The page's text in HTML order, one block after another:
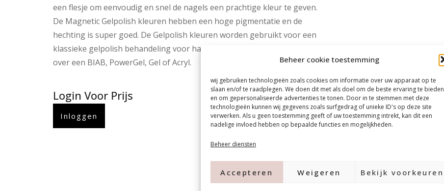
Beheer cookie toestemming
wij gebruiken technologieën zoals cookies om informatie over uw apparaat op te
slaan en/of te raadplegen. We doen dit met als doel om de beste ervaring te bieden
en om gepersonaliseerde advertenties te tonen. Door in te stemmen met deze
technologieën kunnen wij gegevens zoals surfgedrag of unieke ID's op deze site
verwerken. Als u geen toestemming geeft of uw toestemming intrekt, kan dit een
nadelige invloed hebben op bepaalde functies en mogelijkheden.
Beheer diensten
Accepteren Weigeren Bekijk voorkeuren
een flesje om eenvoudig en snel de nagels een prachtige kleur te geven.
De Magnetic Gelpolish kleuren hebben een hoge pigmentatie en de
hechting is super goed. De Gelpolish kleuren worden gebruikt voor een
klassieke gelpolish behandeling voor handen en voeten èn als kleur voor
over een BIAB, PowerGel, Gel of Acryl.
Login Voor Prijs
Inloggen